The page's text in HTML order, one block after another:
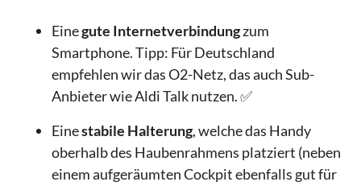
Einegute Internetverbindungzum
Smartphone. Tipp: Für Deutschland
empfehlen wir das O2-Netz, das auch Sub-
Anbieter wie Aldi Talk nutzen. ✅
Einestabile Halterung, welche das Handy
oberhalb des Haubenrahmens platziert (neben
einem aufgeräumten Cockpit ebenfalls gut für